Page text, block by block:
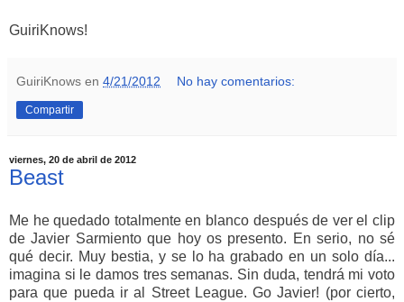
GuiriKnows!
GuiriKnows en 4/21/2012 No hay comentarios:
Compartir
viernes, 20 de abril de 2012
Beast
Me he quedado totalmente en blanco después de ver el clip
de Javier Sarmiento que hoy os presento. En serio, no sé
qué decir. Muy bestia, y se lo ha grabado en un solo día...
imagina si le damos tres semanas. Sin duda, tendrá mi voto
para que pueda ir al Street League. Go Javier! (por cierto,